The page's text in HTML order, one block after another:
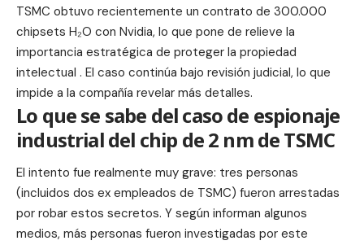
TSMC obtuvo recientemente un contrato de 300.000
chipsets H₂O con Nvidia, lo que pone de relieve la
importancia estratégica de proteger la propiedad
intelectual . El caso continúa bajo revisión judicial, lo que
impide a la compañía revelar más detalles.
Lo que se sabe del caso de espionaje
industrial del chip de 2 nm de TSMC
El intento fue realmente muy grave: tres personas
(incluidos dos ex empleados de TSMC) fueron arrestadas
por robar estos secretos. Y según informan algunos
medios, más personas fueron investigadas por este